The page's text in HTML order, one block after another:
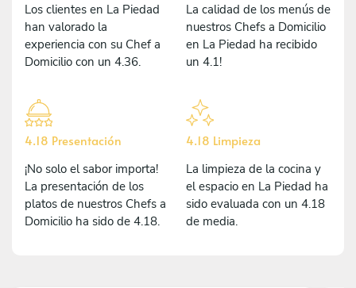
Los clientes en La Piedad
han valorado la
experiencia con su Chef a
Domicilio con un 4.36.
La calidad de los menús de
nuestros Chefs a Domicilio
en La Piedad ha recibido
un 4.1!
4.18 Presentación
¡No solo el sabor importa!
La presentación de los
platos de nuestros Chefs a
Domicilio ha sido de 4.18.
4.18 Limpieza
La limpieza de la cocina y
el espacio en La Piedad ha
sido evaluada con un 4.18
de media.